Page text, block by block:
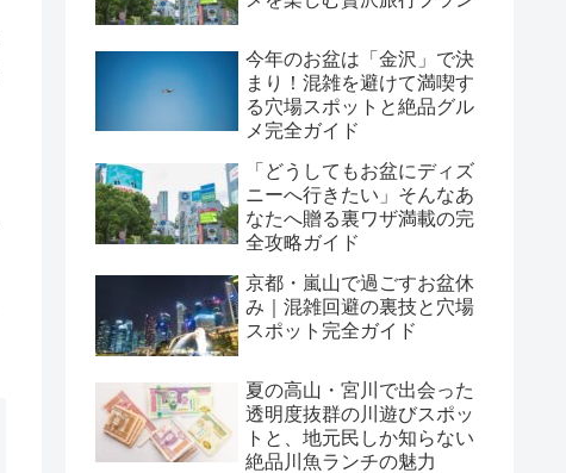
今年のお盆は「金沢」で決
まり！混雑を避けて満喫す
る穴場スポットと絶品グル
メ完全ガイド
「どうしてもお盆にディズ
ニーへ行きたい」そんなあ
なたへ贈る裏ワザ満載の完
全攻略ガイド
京都・嵐山で過ごすお盆休
み｜混雑回避の裏技と穴場
スポット完全ガイド
夏の高山・宮川で出会った
透明度抜群の川遊びスポッ
トと、地元民しか知らない
絶品川魚ランチの魅力